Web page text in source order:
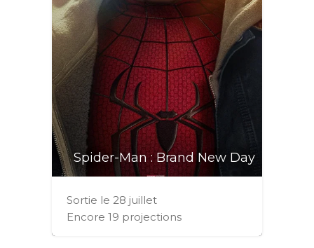
Spider-Man : Brand New Day
Sortie le 28 juillet
Encore 19 projections